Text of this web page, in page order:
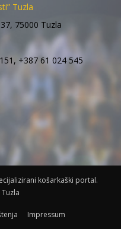
Tuzla
75000 Tuzla
+387 61 024 545
košarkaški portal.
Impressum